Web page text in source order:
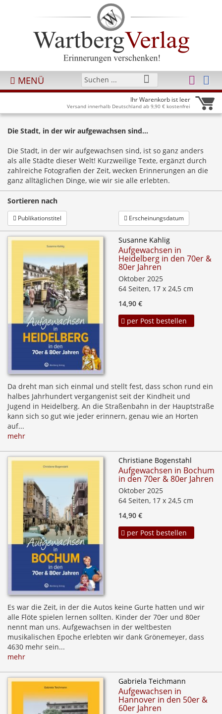
MENÜ
Ihr Warenkorb ist leer
Versand innerhalb Deutschland ab 9,90 € kostenfrei
Die Stadt, in der wir aufgewachsen sind...
Die Stadt, in der wir aufgewachsen sind, ist so ganz anders
als alle Städte dieser Welt! Kurzweilige Texte, ergänzt durch
zahlreiche Fotografien der Zeit, wecken Erinnerungen an die
ganz alltäglichen Dinge, wie wir sie alle erlebten.
Sortieren nach
Publikationstitel Erscheinungsdatum
Susanne Kahlig
Aufgewachsen in
Heidelberg in den 70er &
80er Jahren
Oktober 2025
64 Seiten, 17 x 24,5 cm
14,90 €
per Post bestellen
Da dreht man sich einmal und stellt fest, dass schon rund ein
halbes Jahrhundert vergangenist seit der Kindheit und
Jugend in Heidelberg. An die Straßenbahn in der Hauptstraße
kann sich so gut wie jeder erinnern, genau wie an Horten
auf...
mehr
Christiane Bogenstahl
Aufgewachsen in Bochum
in den 70er & 80er Jahren
Oktober 2025
64 Seiten, 17 x 24,5 cm
14,90 €
per Post bestellen
Es war die Zeit, in der die Autos keine Gurte hatten und wir
alle Flöte spielen lernen sollten. Kinder der 70er und 80er
nennt man uns. Aufgewachsen in der weltbesten
musikalischen Epoche erlebten wir dank Grönemeyer, dass
4630 mehr sein...
mehr
Gabriela Teichmann
Aufgewachsen in
Hannover in den 50er &
60er Jahren